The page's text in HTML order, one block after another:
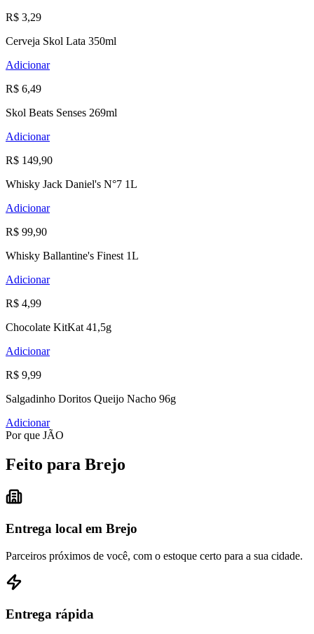
R$ 3,29
Cerveja Skol Lata 350ml
Adicionar
R$ 6,49
Skol Beats Senses 269ml
Adicionar
R$ 149,90
Whisky Jack Daniel's N°7 1L
Adicionar
R$ 99,90
Whisky Ballantine's Finest 1L
Adicionar
R$ 4,99
Chocolate KitKat 41,5g
Adicionar
R$ 9,99
Salgadinho Doritos Queijo Nacho 96g
Adicionar
Por que JÃO
Feito para Brejo
Entrega local em Brejo
Parceiros próximos de você, com o estoque certo para a sua cidade.
Entrega rápida